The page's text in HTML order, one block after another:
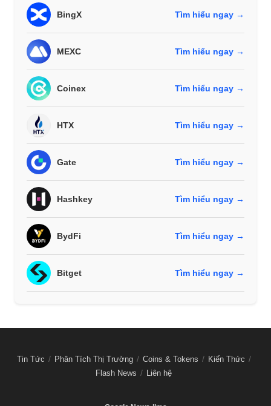
BingX Tìm hiểu ngay →
MEXC Tìm hiểu ngay →
Coinex Tìm hiểu ngay →
HTX Tìm hiểu ngay →
Gate Tìm hiểu ngay →
Hashkey Tìm hiểu ngay →
BydFi Tìm hiểu ngay →
Bitget Tìm hiểu ngay →
Tin Tức Phân Tích Thị Trường Coins & Tokens
Kiến Thức
Flash News
Liên hệ